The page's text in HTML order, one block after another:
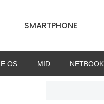
SMARTPHONE
OS MID NETBOOK